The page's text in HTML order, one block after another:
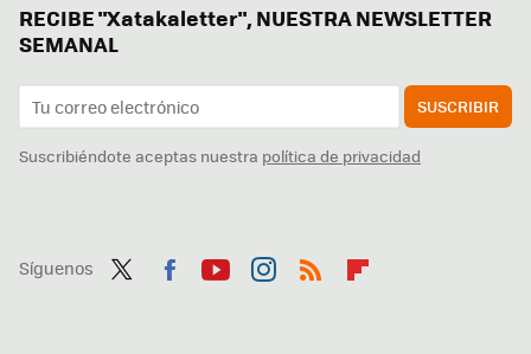
RECIBE "Xatakaletter", NUESTRA NEWSLETTER
SEMANAL
SUSCRIBIR
Suscribiéndote aceptas nuestra política de privacidad
Síguenos